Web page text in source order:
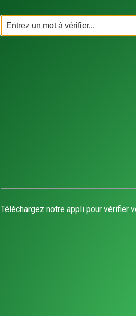
Téléchargez notre appli pour vérifier